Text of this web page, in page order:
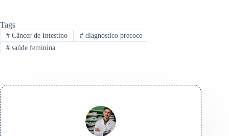
Tags
#Câncer de Intestino #diagnóstico precoce
#saúde feminina